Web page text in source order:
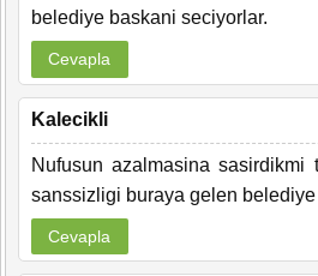
belediye baskani seciyorlar.
Cevapla
Kalecikli
Nufusun azalmasina sasirdikmi
sanssizligi buraya gelen
Cevapla